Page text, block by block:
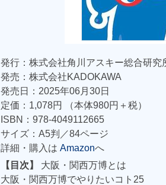
発行：株式会社角川アスキー総合研究
発売：株式会社KADOKAWA
発売日：2025年06月30日
定価：1,078円 （本体980円＋税）
ISBN：978-4049112665
サイズ：A5判／84ページ
詳細・購入は Amazonへ
【目次】
大阪・関西万博とは
大阪・関西万博でやりたいコト25